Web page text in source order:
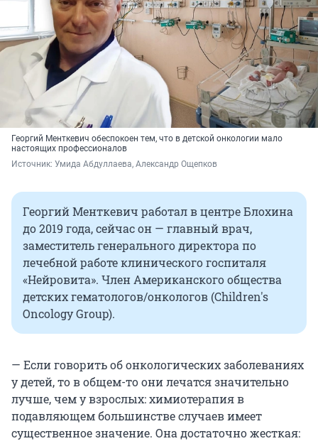
Георгий Менткевич обеспокоен тем, что в детской онкологии мало
настоящих профессионалов
Источник: Умида Абдуллаева, Александр Ощепков
Георгий Менткевич работал в центре Блохина
до 2019 года, сейчас он — главный врач,
заместитель генерального директора по
лечебной работе клинического госпиталя
«Нейровита». Член Американского общества
детских гематологов/онкологов (Children's
Oncology Group).
— Если говорить об онкологических заболеваниях
у детей, то в общем-то они лечатся значительно
лучше, чем у взрослых: химиотерапия в
подавляющем большинстве случаев имеет
существенное значение. Она достаточно жесткая: